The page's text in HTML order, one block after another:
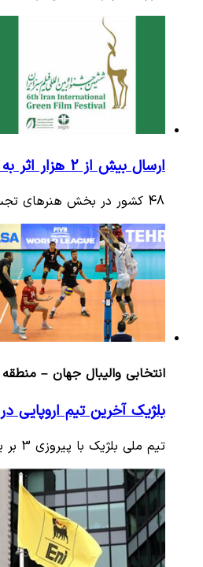
ارسال بیش از 2 هزار اثر به بخش تجسمی جشنواره فیلم سبز ایران
انتخابی والیبال جهان – منطقه
بلژیک آخرین تیم اروپایی
تیم ملی بلژیک با پیروزی 3 بر یک برابر تیم استونی، موفق شد با 5 پیروزی متوالی، آخرین سهمیه قاره اروپا برای حضور در…